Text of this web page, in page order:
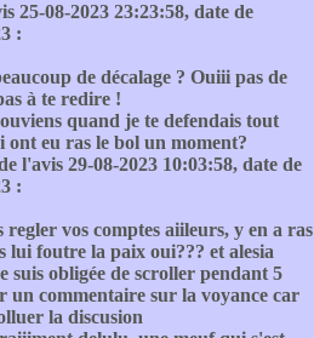
25-08-2023 23:23:58, date de
:
de décalage ? Ouiii pas de
à te redire !
quand je te defendais tout
ont eu ras le bol un moment?
l'avis 29-08-2023 10:03:58, date de
:
vos comptes aiileurs, y en a ras
lui foutre la paix oui??? et alesia
suis obligée de scroller pendant 5
commentaire sur la voyance car
la discusion